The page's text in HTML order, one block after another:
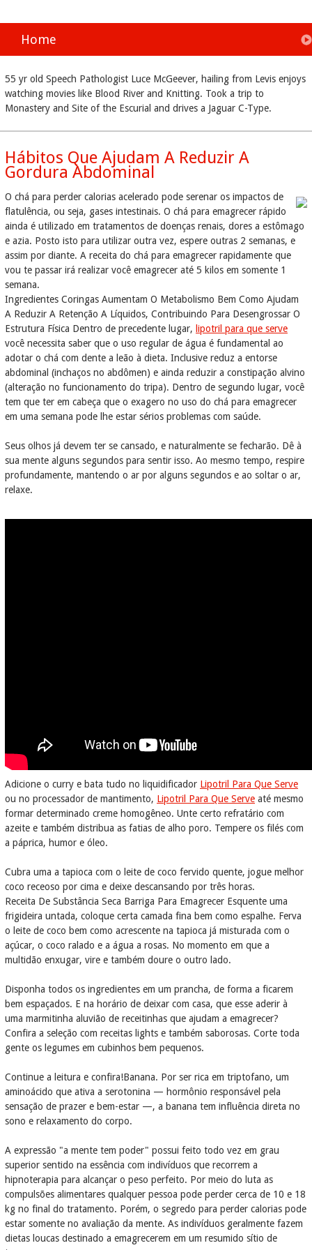
Home
55 yr old Speech Pathologist Luce McGeever, hailing from Levis enjoys
watching movies like Blood River and Knitting. Took a trip to
Monastery and Site of the Escurial and drives a Jaguar C-Type.
Hábitos Que Ajudam A Reduzir A
Gordura Abdominal
O chá para perder calorias acelerado pode serenar os impactos de
flatulência, ou seja, gases intestinais. O chá para emagrecer rápido
ainda é utilizado em tratamentos de doenças renais, dores a estômago
e azia. Posto isto para utilizar outra vez, espere outras 2 semanas, e
assim por diante. A receita do chá para emagrecer rapidamente que
vou te passar irá realizar você emagrecer até 5 kilos em somente 1
semana.
Ingredientes Coringas Aumentam O Metabolismo Bem Como Ajudam
A Reduzir A Retenção A Líquidos, Contribuindo Para Desengrossar O
Estrutura Física Dentro de precedente lugar, lipotril para que serve
você necessita saber que o uso regular de água é fundamental ao
adotar o chá com dente a leão à dieta. Inclusive reduz a entorse
abdominal (inchaços no abdômen) e ainda reduzir a constipação alvino
(alteração no funcionamento do tripa). Dentro de segundo lugar, você
tem que ter em cabeça que o exagero no uso do chá para emagrecer
em uma semana pode lhe estar sérios problemas com saúde.
Seus olhos já devem ter se cansado, e naturalmente se fecharão. Dê à
sua mente alguns segundos para sentir isso. Ao mesmo tempo, respire
profundamente, mantendo o ar por alguns segundos e ao soltar o ar,
relaxe.
Adicione o curry e bata tudo no liquidificador Lipotril Para Que Serve
ou no processador de mantimento, Lipotril Para Que Serve até mesmo
formar determinado creme homogêneo. Unte certo refratário com
azeite e também distribua as fatias de alho poro. Tempere os filés com
a páprica, humor e óleo.
Cubra uma a tapioca com o leite de coco fervido quente, jogue melhor
coco receoso por cima e deixe descansando por três horas.
Receita De Substância Seca Barriga Para Emagrecer Esquente uma
frigideira untada, coloque certa camada fina bem como espalhe. Ferva
o leite de coco bem como acrescente na tapioca já misturada com o
açúcar, o coco ralado e a água a rosas. No momento em que a
multidão enxugar, vire e também doure o outro lado.
Disponha todos os ingredientes em um prancha, de forma a ficarem
bem espaçados. E na horário de deixar com casa, que esse aderir à
uma marmitinha aluvião de receitinhas que ajudam a emagrecer?
Confira a seleção com receitas lights e também saborosas. Corte toda
gente os legumes em cubinhos bem pequenos.
Continue a leitura e confira!Banana. Por ser rica em triptofano, um
aminoácido que ativa a serotonina — hormônio responsável pela
sensação de prazer e bem-estar —, a banana tem influência direta no
sono e relaxamento do corpo.
A expressão "a mente tem poder" possui feito todo vez em grau
superior sentido na essência com indivíduos que recorrem a
hipnoterapia para alcançar o peso perfeito. Por meio do luta as
compulsões alimentares qualquer pessoa pode perder cerca de 10 e 18
kg no final do tratamento. Porém, o segredo para perder calorias pode
estar somente no avaliação da mente. As indivíduos geralmente fazem
dietas loucas destinado a emagrecerem em um resumido sítio de